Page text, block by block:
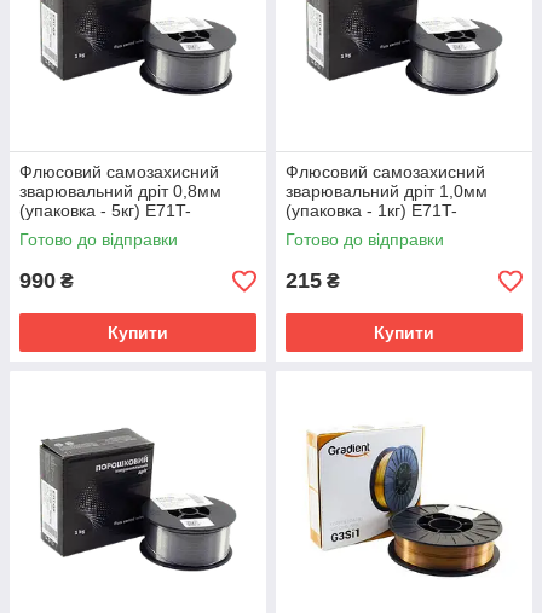
Флюсовий самозахисний
зварювальний дріт 0,8мм
(упаковка - 5кг) E71T-
GS(E71T-8) TM Welding
Dragon
Готово до відправки
990 ₴
Купити
Флюсовий самозахисний
зварювальний дріт 1,0мм
(упаковка - 1кг) E71T-
GS(E71T-8) TM Welding
Dragon
Готово до відправки
215 ₴
Купити